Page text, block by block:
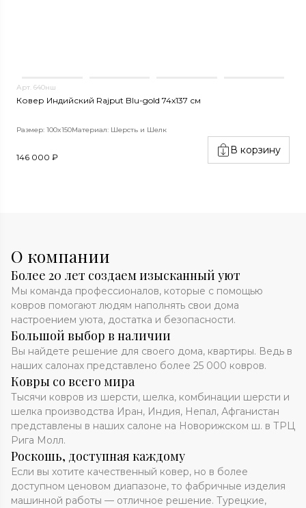
Арт. 640нш
Ковер Индийский Rajput Blu-gold 74x137 см
Размер: 100x150Материал: Шерсть и Шелк
146 000 ₽
В корзину
О компании
Более 20 лет создаем изысканный уют
Мы команда профессионалов, которые с помощью
ковров помогают людям наполнять свои дома
настроением уюта, достатка и безопасности.
Большой выбор в наличии
Вы найдете решение для своего дома, квартиры. Ведь в
наших салонах представлено более 25 000 ковров.
Ковры со всего мира
Тысячи ковров из шерсти, шелка, комбинации шерсти и
шелка производства Иран, Индия, Непал, Афганистан
представлены в наших салоне на Новорижском ш. в ТРЦ
Рига Молл.
Роскошь, доступная каждому
Если вы хотите качественный ковер, но в более
доступном ценовом диапазоне, то фабричные изделия
машинной работы — отличное решение. Турецкие,